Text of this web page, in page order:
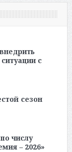
с
сезон
числу
– 2026»